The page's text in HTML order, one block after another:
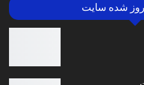
روز شده سایت